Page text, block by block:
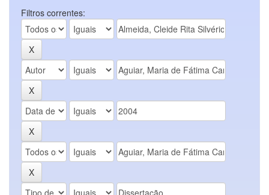
Filtros correntes: